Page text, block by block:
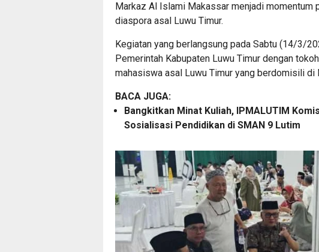
Markaz Al Islami Makassar menjadi momentum
diaspora asal Luwu Timur.
Kegiatan yang berlangsung pada Sabtu (14/3/
Pemerintah Kabupaten Luwu Timur dengan
mahasiswa asal Luwu Timur yang berdomisili di
BACA JUGA:
Bangkitkan Minat Kuliah, IPMALUTIM
Sosialisasi Pendidikan di SMAN 9 Lutim